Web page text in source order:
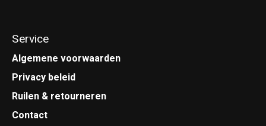
Service
Algemene voorwaarden
Privacy beleid
Ruilen & retourneren
Contact